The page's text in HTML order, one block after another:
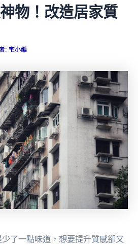
物！改造居家質
: 宅小編
了一點味道，想要提升質感卻又